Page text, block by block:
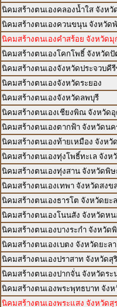
นิคมสร้างตนเองคลองน้ำใส จังหวั
นิคมสร้างตนเองควนขนุน จังหวัด
นิคมสร้างตนเองคำสร้อย จังหวัดมุ
นิคมสร้างตนเองโคกโพธิ์ จังหวัด
นิคมสร้างตนเองจังหวัดประจวบคี
นิคมสร้างตนเองจังหวัดระยอง
นิคมสร้างตนเองจังหวัดลพบุรี
นิคมสร้างตนเองเชียงพิณ จังหวัด
นิคมสร้างตนเองตากฟ้า จังหวัดนค
นิคมสร้างตนเองท้ายเหมือง จังหวั
นิคมสร้างตนเองทุ่งโพธิ์ทะเล จังห
นิคมสร้างตนเองทุ่งสาน จังหวัดพิ
นิคมสร้างตนเองเทพา จังหวัดสงข
นิคมสร้างตนเองธารโต จังหวัดยะ
นิคมสร้างตนเองโนนสัง จังหวัดหน
นิคมสร้างตนเองบางระกำ จังหวัด
นิคมสร้างตนเองเบตง จังหวัดยะลา
นิคมสร้างตนเองปราสาท จังหวัดสุ
นิคมสร้างตนเองปากจั่น จังหวัดระ
นิคมสร้างตนเองพระพุทธบาท จังห
นิคมสร้างตนเองพระแสง จังหวัดสุ